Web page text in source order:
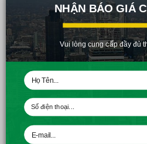
Hồ sơ mua đất đã được bên cơ quan
có giấy hẹn thì bạn thẳng cơ quan
thủ tục hồ sơ và lấy phiếu hẹn sổ đỏ.
NHẬN BÁO GIÁ
Vui lòng cung cấp đầy đủ